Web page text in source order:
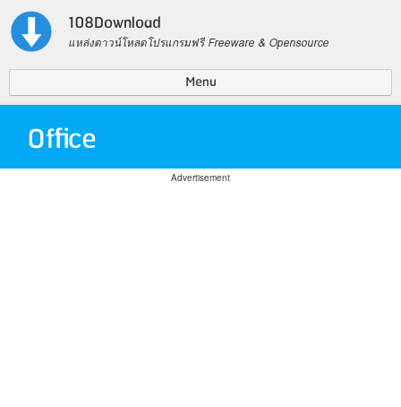
108Download
แหล่งดาวน์โหลดโปรแกรมฟรี Freeware & Opensource
Menu
Privacy Policy
Search for:
Office
Advertisement